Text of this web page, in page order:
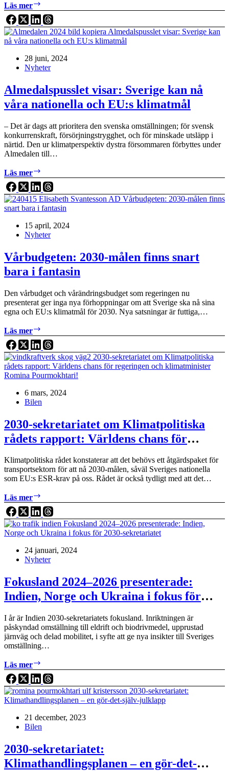
Läs mer
sekretariatet:
Skrotningspremien
är
ett
myrsteg
på
maratonlöpning
28 juni, 2024
Nyheter
Almedalspusslet visar: Sverige kan nå
våra nationella och EU:s klimatmål
– Det är dags att prioritera den svenska omställningen; för svensk
konkurrenskraft, försörjningstrygghet, och för minskade utsläpp i
närtid. Den ur klimatperspektiv dystra försommaren förbyttes under
Almedalen till…
Läs mer
visar:
Sverige
kan
nå
nationella
och
klimatmål
15 april, 2024
Nyheter
Vårbudgeten: 2030-målen finns snart
bara i fantasin
Den vårbudget och vårändringsbudget som regeringen nu
presenterat ger inga nya förhoppningar om att Sverige ska nå sina
egna och EU:s klimatmål för 2030. Nya satsningar är futtiga,…
Läs mer
2030-
målen
finns
snart
bara
fantasin
6 mars, 2024
Bilen
2030-sekretariatet om Klimatpolitiska
rådets rapport: Världens chans för
Pourmokhtari!
Klimatpolitiska rådet konstaterar att det behövs ett åtgärdspaket för
transportsektorn för att nå 2030-målen, såväl Sveriges nationella
som EU:s ESR-krav på oss. Rådet är också tydligt med att det…
Läs mer
sekretariatet
om
Klimatpolitiska
rådets
Världens
chans
regeringen
och
klimatminister
Pourmokhtari!
24 januari, 2024
Nyheter
Fokusland 2024–2026 presenterade:
Indien, Norge och Ukraina i fokus för
I år är Indien 2030-sekretariatets fokusland. Inriktningen är
påskyndad omställning till eldrift och biodrivmedel, upprustad
järnväg och delad mobilitet, i syfte att ge nya insikter till Sveriges
omställning…
Läs mer
2024–
2026
presenterade:
Indien,
och
Ukraina
fokus
för
2030-
21 december, 2023
Bilen
2030-sekretariatet:
Klimathandlingsplanen – en gör-det-